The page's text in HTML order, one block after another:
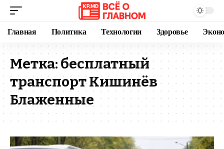
Главная Политика Технологии Здоровье
Метка: бесплатный
транспорт Кишинёв
Блаженные